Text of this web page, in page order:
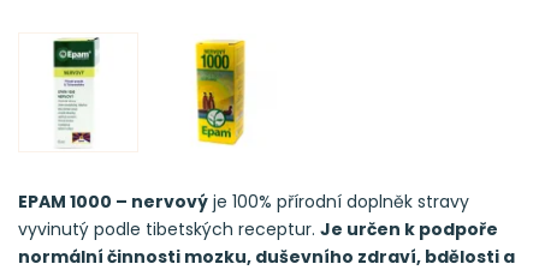
EPAM 1000 – nervový je 100% přírodní doplněk stravy
vyvinutý podle tibetských receptur. Je určen k podpoře
normální činnosti mozku, duševního zdraví, bdělosti a